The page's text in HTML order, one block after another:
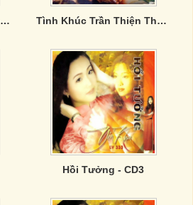
Tình Khúc Trần Thiện Thanh - CD4 Tình Khúc Trần Thiện Thanh - CD3
Hồi Tưởng - CD3